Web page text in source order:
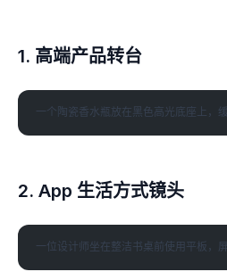
1. 高端产品转台
2. App 生活方式镜头